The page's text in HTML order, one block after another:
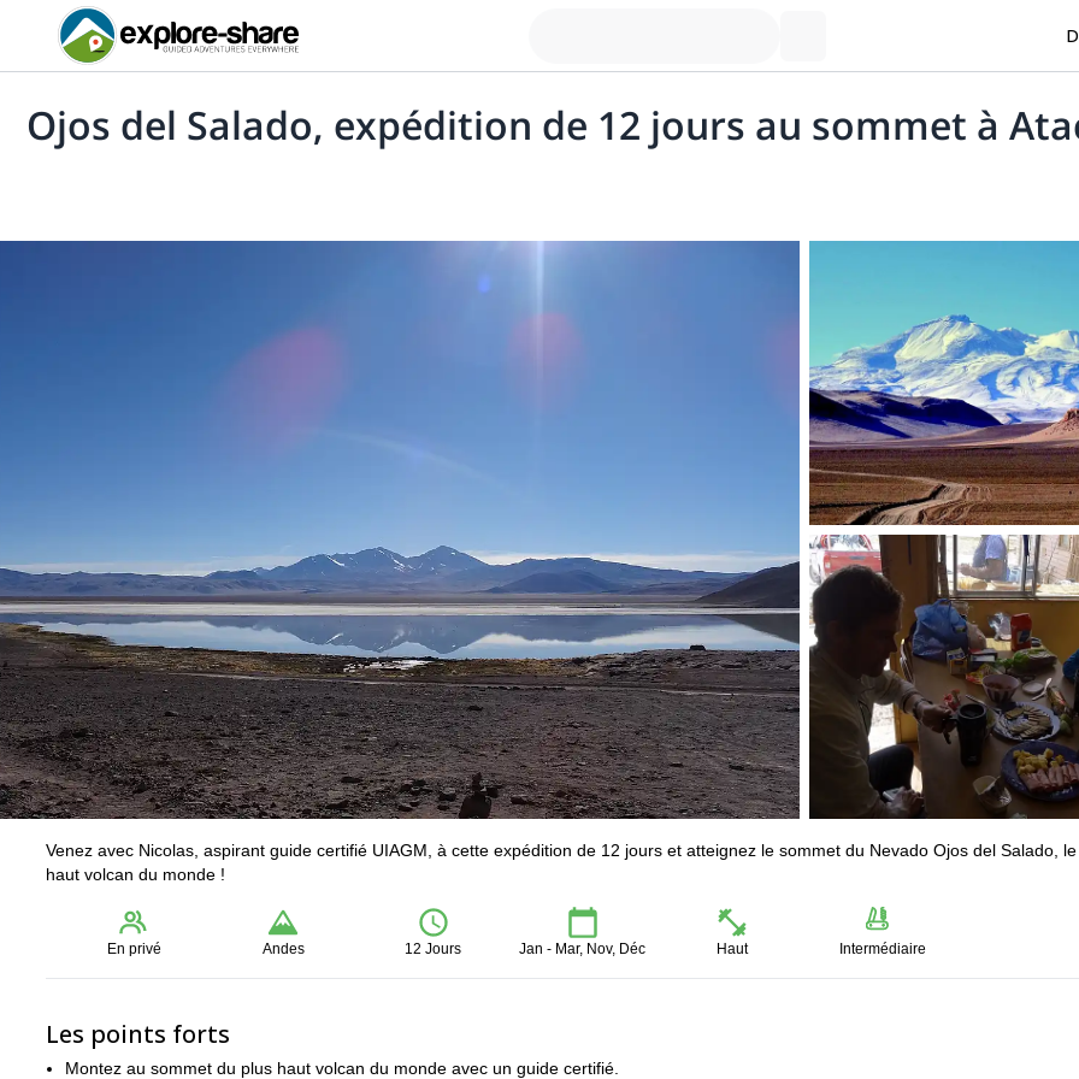
Ojos del Salado, expédition de 12 jours au sommet à
Venez avec Nicolas, aspirant guide certifié UIAGM, à cette expédition de 12 jours et atteignez le sommet du Nevado Ojos del Salado,
haut volcan du monde !
En privé Andes 12 Jours Jan - Mar, Nov, Déc Haut Intermédiaire
Les points forts
Montez au sommet du plus haut volcan du monde avec un guide certifié.